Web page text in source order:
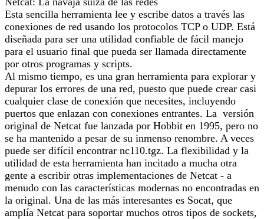
Esta sencilla herramienta lee y escribe datos a través las
conexiones de red usando los protocolos TCP o UDP. Está
diseñada para ser una utilidad confiable de fácil manejo
para el usuario final que pueda ser llamada directamente
por otros programas y scripts.
Al mismo tiempo, es una gran herramienta para explorar y
depurar los errores de una red, puesto que puede crear casi
cualquier clase de conexión que necesites, incluyendo
puertos que enlazan con conexiones entrantes. La versión
original de Netcat fue lanzada por Hobbit en 1995, pero no
se ha mantenido a pesar de su inmenso renombre. A veces
puede ser difícil encontrar nc110.tgz. La flexibilidad y la
utilidad de esta herramienta han incitado a mucha otra
gente a escribir otras implementaciones de Netcat - a
menudo con las características modernas no encontradas en
la original. Una de las más interesantes es Socat, que
amplía Netcat para soportar muchos otros tipos de sockets,